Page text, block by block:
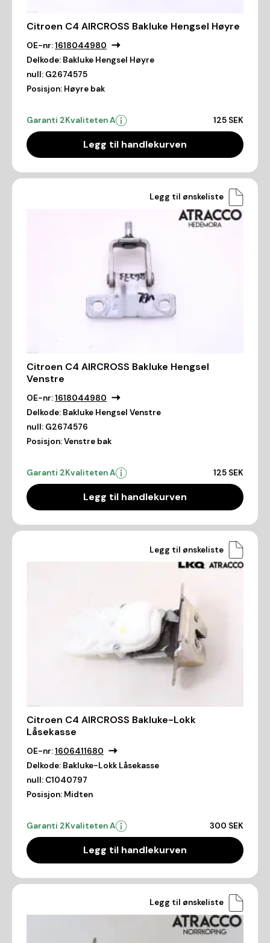
Citroen C4 AIRCROSS Bakluke Hengsel Høyre
OE-nr:1618044980
Delkode: Bakluke Hengsel Høyre
null: G2674575
Posisjon: Høyre bak
Garanti 2Kvaliteten A 125 SEK
Legg til handlekurven
Legg til ønskeliste
Citroen C4 AIRCROSS Bakluke Hengsel
Venstre
OE-nr:1618044980
Delkode: Bakluke Hengsel Venstre
null: G2674576
Posisjon:Venstre bak
Garanti 2Kvaliteten A 125 SEK
Legg til handlekurven
Legg til ønskeliste
Citroen C4 AIRCROSS Bakluke-Lokk
Låsekasse
OE-nr:1606411680
Delkode: Bakluke-Lokk Låsekasse
null: C1040797
Posisjon: Midten
Garanti 2Kvaliteten A 300 SEK
Legg til handlekurven
Legg til ønskeliste